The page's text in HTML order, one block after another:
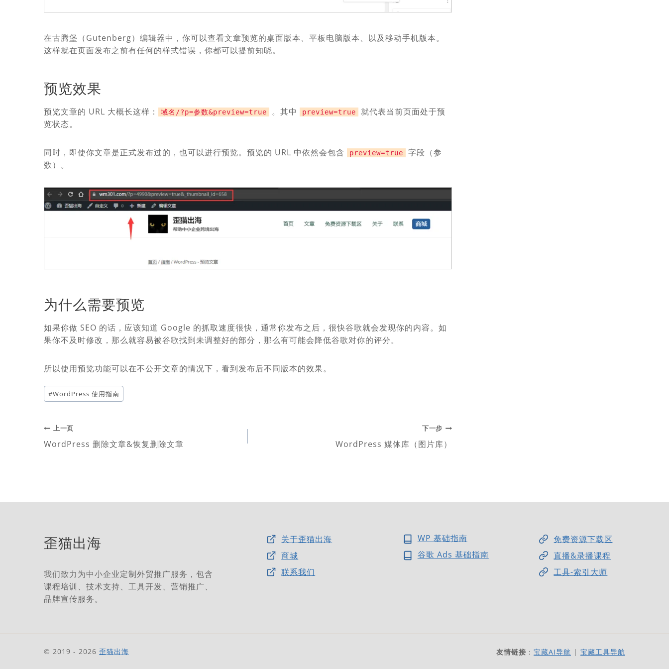
在古腾堡（Gutenberg）编辑器中，你可以查看文章预览的桌面版本、平板电脑版本、以及移动手机版本。
这样就在页面发布之前有任何的样式错误，你都可以提前知晓。
预览效果
预览文章的 URL 大概长这样： 域名/?p=参数&preview=true 。其中 preview=true
就代表当前页面处于预
览状态。
同时，即使你文章是正式发布过的，也可以进行预览。预览的 URL 中依然会包含 preview=true
字段（参
数）。
为什么需要预览
如果你做 SEO 的话，应该知道 Google 的抓取速度很快，通常你发布之后，很快谷歌就会发现你的内容。如
果你不及时修改，那么就容易被谷歌找到未调整好的部分，那么有可能会降低谷歌对你的评分。
所以使用预览功能可以在不公开文章的情况下，看到发布后不同版本的效果。
文
章
签：
#WordPress 使用指南
文
章
上一页
WordPress 删除文章&恢复删除文章
下一步
WordPress 媒体库（图片库）
歪猫出海
我们致力为中小企业定制外贸推广服务，包含
课程培训、技术支持、工具开发、营销推广、
品牌宣传服务。
关于歪猫出海
商城
联系我们
WP 基础指南
谷歌 Ads 基础指南
免费资源下载区
直播&录播课程
工具-索引大师
© 2019 - 2026 歪猫出海 友情链接 ： 宝藏AI导航 | 宝藏工具导航